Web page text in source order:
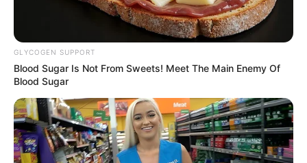
GLYCOGEN SUPPORT
Blood Sugar Is Not From Sweets! Meet The Main Enemy Of
Blood Sugar